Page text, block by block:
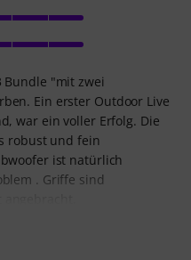
Bundle "mit zwei
Ein erster Outdoor Live
war ein voller Erfolg. Die
robust und fein
ist natürlich
. Griffe sind